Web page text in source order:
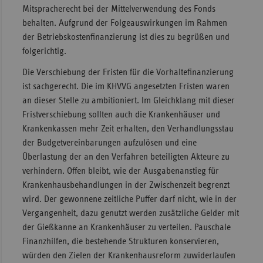
Mitspracherecht bei der Mittelverwendung des Fonds
behalten. Aufgrund der Folgeauswirkungen im Rahmen
der Betriebskostenfinanzierung ist dies zu begrüßen und
folgerichtig.
Die Verschiebung der Fristen für die Vorhaltefinanzierung
ist sachgerecht. Die im KHVVG angesetzten Fristen waren
an dieser Stelle zu ambitioniert. Im Gleichklang mit dieser
Fristverschiebung sollten auch die Krankenhäuser und
Krankenkassen mehr Zeit erhalten, den Verhandlungsstau
der Budgetvereinbarungen aufzulösen und eine
Überlastung der an den Verfahren beteiligten Akteure zu
verhindern. Offen bleibt, wie der Ausgabenanstieg für
Krankenhausbehandlungen in der Zwischenzeit begrenzt
wird. Der gewonnene zeitliche Puffer darf nicht, wie in der
Vergangenheit, dazu genutzt werden zusätzliche Gelder mit
der Gießkanne an Krankenhäuser zu verteilen. Pauschale
Finanzhilfen, die bestehende Strukturen konservieren,
würden den Zielen der Krankenhausreform zuwiderlaufen